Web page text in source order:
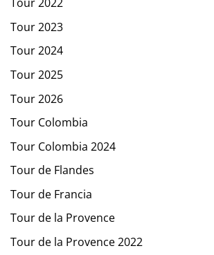
Tour 2023
Tour 2024
Tour 2025
Tour 2026
Tour Colombia
Tour Colombia 2024
Tour de Flandes
Tour de Francia
Tour de la Provence
Tour de la Provence 2022